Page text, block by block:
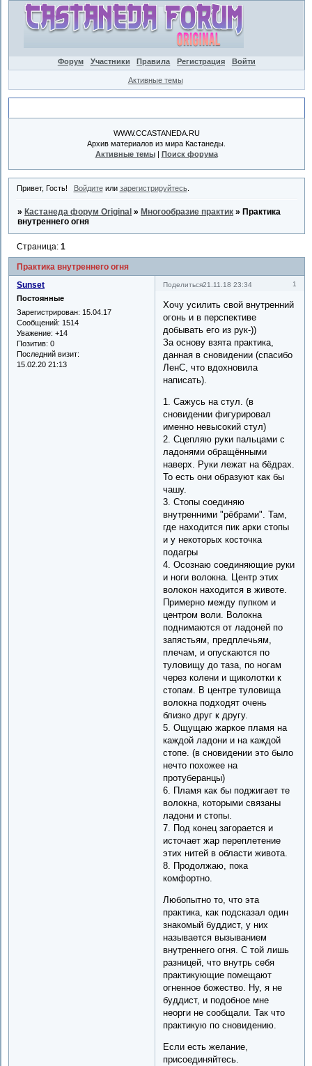
Форум Участники Правила Регистрация Войти
Активные темы
WWW.CCASTANEDA.RU
Архив материалов из мира Кастанеды.
Активные темы| Поиск форума
Привет, Гость! Войдитеили зарегистрируйтесь.
» Кастанеда форум Original » Многообразие практик » Практика
внутреннего огня
Практика внутреннего огня
Страница:1
Поделиться 1
21.11.18 23:34
Sunset
Постоянные
Зарегистрирован: 15.04.17
Сообщений: 1514
Уважение: +14
Позитив: 0
Последний визит:
15.02.20 21:13
Хочу усилить свой внутренний
огонь и в перспективе
добывать его из рук-))
За основу взята практика,
данная в сновидении (спасибо
ЛенС, что вдохновила
написать).
1. Сажусь на стул. (в
сновидении фигурировал
именно невысокий стул)
2. Сцепляю руки пальцами с
ладонями обращёнными
наверх. Руки лежат на бёдрах.
То есть они образуют как бы
чашу.
3. Стопы соединяю
внутренними "рёбрами". Там,
где находится пик арки стопы
и у некоторых косточка
подагры
4. Осознаю соединяющие руки
и ноги волокна. Центр этих
волокон находится в животе.
Примерно между пупком и
центром воли. Волокна
поднимаются от ладоней по
запястьям, предплечьям,
плечам, и опускаются по
туловищу до таза, по ногам
через колени и щиколотки к
стопам. В центре туловища
волокна подходят очень
близко друг к другу.
5. Ощущаю жаркое пламя на
каждой ладони и на каждой
стопе. (в сновидении это было
нечто похожее на
протуберанцы)
6. Пламя как бы поджигает те
волокна, которыми связаны
ладони и стопы.
7. Под конец загорается и
источает жар переплетение
этих нитей в области живота.
8. Продолжаю, пока
комфортно.
Любопытно то, что эта
практика, как подсказал один
знакомый буддист, у них
называется вызыванием
внутреннего огня. С той лишь
разницей, что внутрь себя
практикующие помещают
огненное божество. Ну, я не
буддист, и подобное мне
неорги не сообщали. Так что
практикую по сновидению.
Если есть желание,
присоединяйтесь.